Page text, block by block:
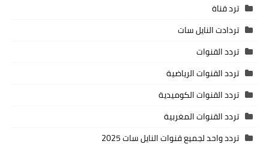
ترد قناة
تردادت النايل سات
تردد القنوات
تردد القنوات الرياضية
تردد القنوات الكوميدية
تردد القنوات المغربية
تردد واحد لجميع قنوات النايل سات 2025